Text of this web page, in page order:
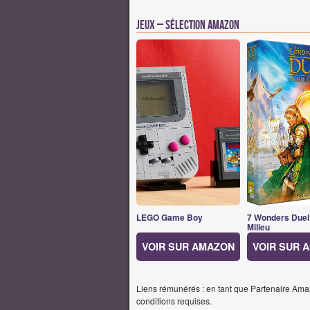
Jeux – Sélection Amazon
LEGO Game Boy
VOIR SUR AMAZON
7 Wonders
Milieu
VOIR SUR
Liens rémunérés : en tant que Partenaire
conditions requises.